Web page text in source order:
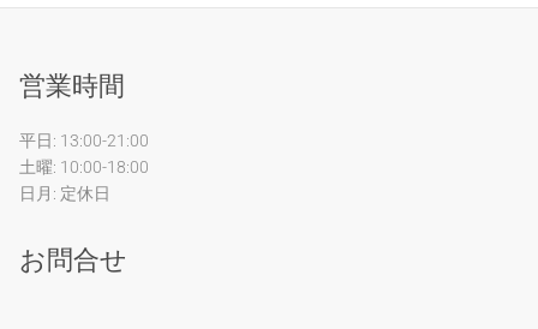
営業時間
平日: 13:00-21:00
土曜: 10:00-18:00
日月: 定休日
お問合せ